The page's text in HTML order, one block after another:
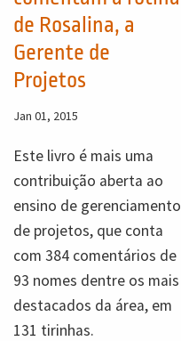
de Rosalina, a
Gerente de
Projetos
Jan 01, 2015
Este livro é mais uma
contribuição aberta ao
ensino de gerenciamento
de projetos, que conta
com 384 comentários de
93 nomes dentre os mais
destacados da área, em
131 tirinhas.